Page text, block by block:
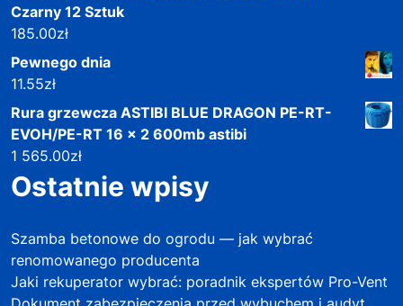
Czarny 12 Sztuk
185.00zł
Pewnego dnia
11.55zł
Rura grzewcza ASTIBI BLUE DRAGON PE-RT-
EVOH/PE-RT 16 x 2 600mb astibi
1 565.00zł
Ostatnie wpisy
Szamba betonowe do ogrodu — jak wybrać
renomowanego producenta
Jaki rekuperator wybrać: poradnik ekspertów Pro-Vent